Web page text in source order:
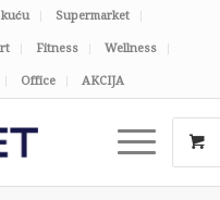
kuću Supermarket
Fitness Wellness
Office AKCIJA